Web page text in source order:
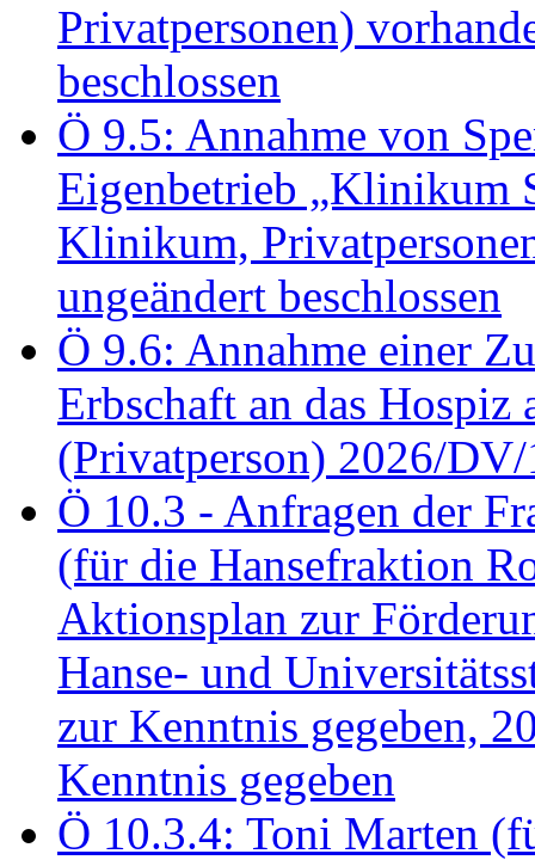
Privatpersonen)
beschlossen
Ö 9.5: Annahme von
Eigenbetrieb „Klinikum
Klinikum,
ungeändert beschlossen
Ö 9.6: Annahme einer
Erbschaft an das
(Privatperson) 2026/DV/
Ö 10.3 - Anfragen der
(für die Hansefraktion
Aktionsplan zur
Hanse- und
zur Kenntnis gegeben,
Kenntnis gegeben
Ö 10.3.4: Toni Marten